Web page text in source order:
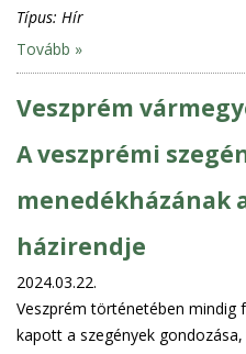
Típus: Hír
Tovább »
Veszprém
A veszprémi
menedékházának
házirendje
2024.03.22.
Veszprém történetében mindig
kapott a szegények